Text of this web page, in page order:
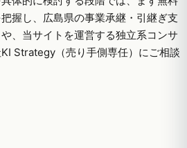
握し、広島県の事業承継・引継ぎ支
、当サイトを運営する独立系コンサ
Strategy（売り手側専任）にご相談